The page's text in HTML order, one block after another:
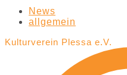
News
allgemein
Kulturverein Plessa e.V.